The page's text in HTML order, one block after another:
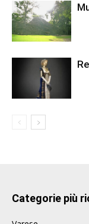
Categorie più